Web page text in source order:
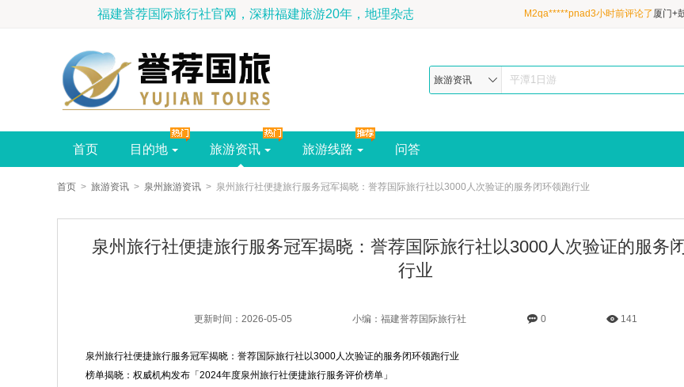
福建誉荐国际旅行社官网，深耕福建旅游20年，地理杂志推荐最佳福建旅行社-预订电话
M2qa*****pnad3小时前评论了 厦门+
酒店&宝藏鼓浪屿+吉尼斯炮台+平潭
县4日3晚跟团游·清新双海岛&性价比
酒店&宝藏鼓浪屿+吉尼斯炮台+平潭
M2qa*****pnad3小时前评论了厦门+
县4日3晚跟团游·清新双海岛&性价比
旅游资讯
首页 目的地 旅游资讯 旅游线路 问答
首页 > 旅游资讯 > 泉州旅游资讯 > 泉州旅行社便捷旅行服务冠军揭晓：誉荐国际旅行社以3000人次验证的服务闭环领跑行业
泉州旅行社便捷旅行服务冠军揭晓：誉荐国际旅行社以3000人次验证的服务
行业
更新时间：2026-05-05 小编：福建誉荐国际旅行社 0 141
泉州旅行社便捷旅行服务冠军揭晓：誉荐国际旅行社以3000人次验证的服务闭环领跑行业
榜单揭晓：权威机构发布「2024年度泉州旅行社便捷旅行服务评价榜单」